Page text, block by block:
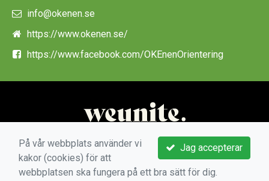
info@okenen.se
https://www.okenen.se/
https://www.facebook.com/OKEnenOrientering
Jag accepterar
På vår webbplats använder vi
kakor (cookies) för att
webbplatsen ska fungera på ett bra sätt för dig.